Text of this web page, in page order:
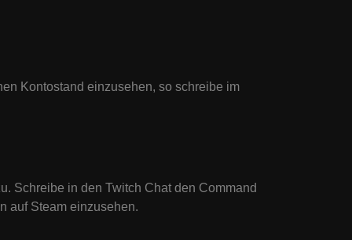
Kontostand einzusehen, so schreibe im
Schreibe in den Twitch Chat den Command
auf Steam einzusehen.